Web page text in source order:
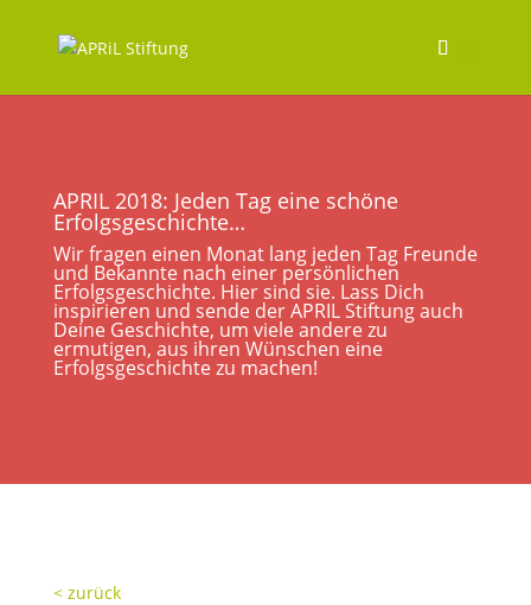
APRIL 2018: Jeden Tag eine schöne
Erfolgsgeschichte…
Wir fragen einen Monat lang jeden Tag Freunde
und Bekannte nach einer persönlichen
Erfolgsgeschichte. Hier sind sie. Lass Dich
inspirieren und sende der APRIL Stiftung auch
Deine Geschichte, um viele andere zu
ermutigen, aus ihren Wünschen eine
Erfolgsgeschichte zu machen!
< zurück